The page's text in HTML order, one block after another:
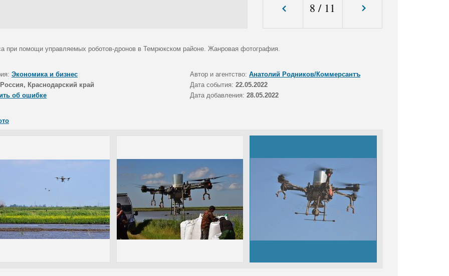
8 / 11
при помощи управляемых роботов-дронов в Темрюкском районе. Жанровая фотография.
Экономика и бизнес Автор и агентство: Анатолий Родников/Коммерсантъ
Россия, Краснодарский край Дата события: 22.05.2022
об ошибке
Дата добавления: 28.05.2022